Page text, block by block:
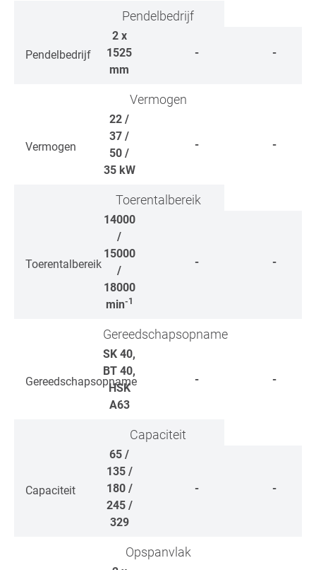
Pendelbedrijf
Pendelbedrijf
2 x
1525
mm
- -
Vermogen
Vermogen
22 /
37 /
50 /
35 kW
- -
Toerentalbereik
Toerentalbereik
14000
/
15000
/
18000
min-1
- -
Gereedschapsopname
Gereedschapsopname
SK 40,
BT 40,
HSK
A63
- -
Capaciteit
Capaciteit
65 /
135 /
180 /
245 /
329
- -
Opspanvlak